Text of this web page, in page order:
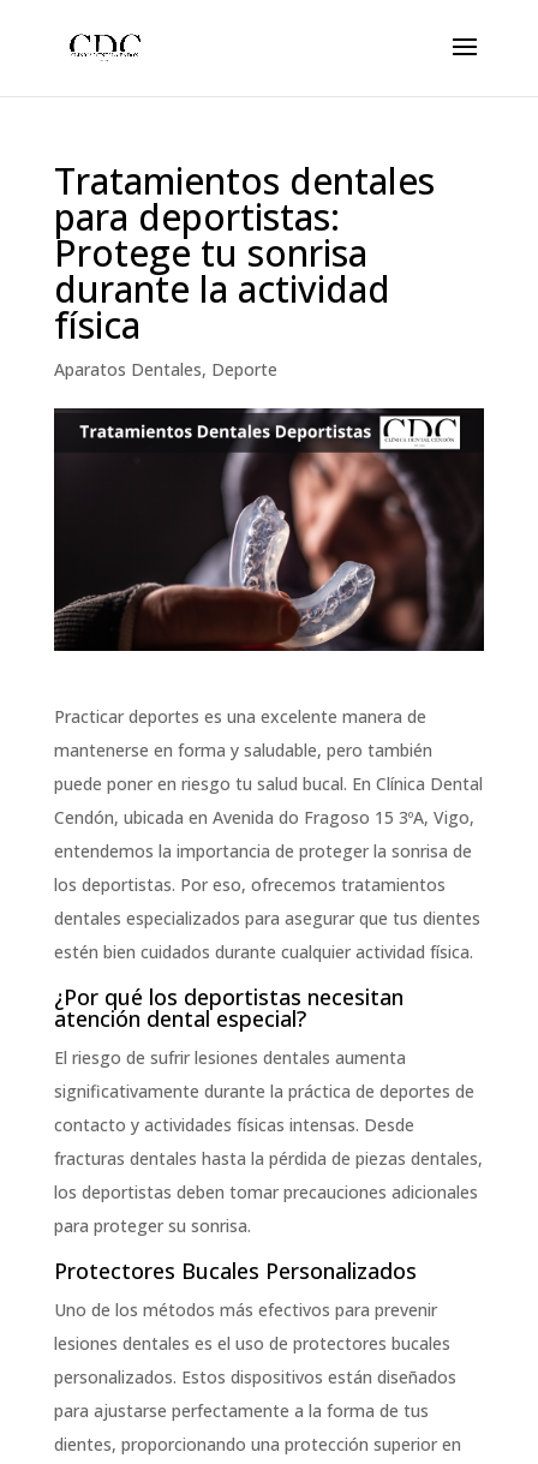
Tratamientos dentales
para deportistas:
Protege tu sonrisa
durante la actividad
física
Aparatos Dentales, Deporte
Practicar deportes es una excelente manera de
mantenerse en forma y saludable, pero también
puede poner en riesgo tu salud bucal. En Clínica Dental
Cendón, ubicada en Avenida do Fragoso 15 3ºA, Vigo,
entendemos la importancia de proteger la sonrisa de
los deportistas. Por eso, ofrecemos tratamientos
dentales especializados para asegurar que tus dientes
estén bien cuidados durante cualquier actividad física.
¿Por qué los deportistas necesitan
atención dental especial?
El riesgo de sufrir lesiones dentales aumenta
significativamente durante la práctica de deportes de
contacto y actividades físicas intensas. Desde
fracturas dentales hasta la pérdida de piezas dentales,
los deportistas deben tomar precauciones adicionales
para proteger su sonrisa.
Protectores Bucales Personalizados
Uno de los métodos más efectivos para prevenir
lesiones dentales es el uso de protectores bucales
personalizados. Estos dispositivos están diseñados
para ajustarse perfectamente a la forma de tus
dientes, proporcionando una protección superior en